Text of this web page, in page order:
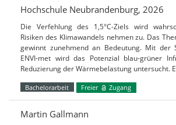
Hochschule Neubrandenburg, 2026
Die Verfehlung des 1,5°C-Ziels wird
Risiken des Klimawandels nehmen zu. Das
gewinnt zunehmend an Bedeutung. Mit der
ENVI-met wird das Potenzial blau-grüner
Reduzierung der Wärmebelastung untersucht.
Bachelorarbeit Freier Zugang
Martin Gallmann